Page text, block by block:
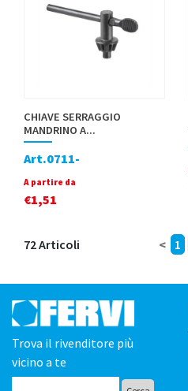
CHIAVE SERRAGGIO
MANDRINO A...
Art.0711-
A partire da
€1,51
72 Articoli < 1
Trova il rivenditore più
vicino a te